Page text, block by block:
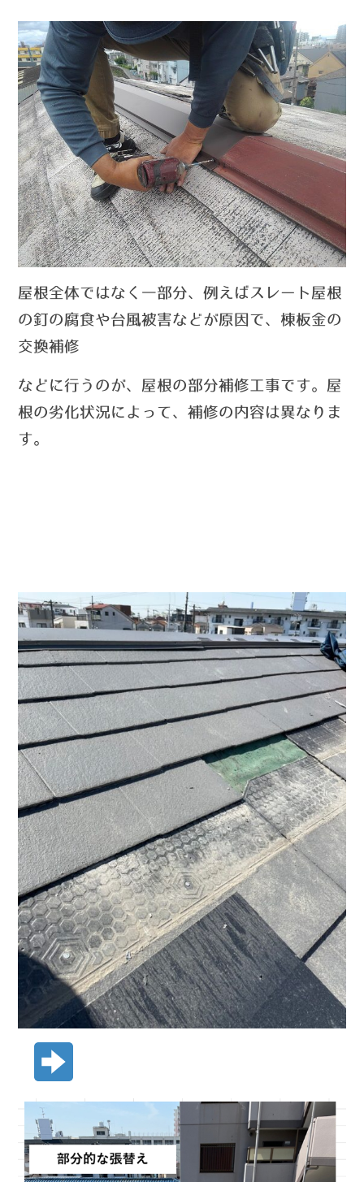
屋根全体ではなく一部分、例えばスレート屋根
の釘の腐食や台風被害などが原因で、 棟板金の
交換補修
など に行うのが、 屋根の部分補修工事です。 屋
根の劣化状況によって、補修の内容は異なりま
す。